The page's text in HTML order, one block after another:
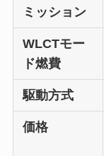
ミッション
WLCTモー
ド燃費
駆動方式
価格